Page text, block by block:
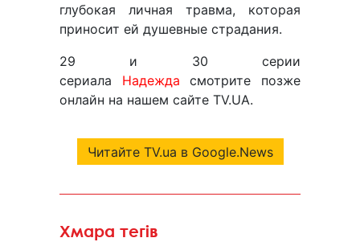
глубокая личная травма, которая
приносит ей душевные страдания.
29 и 30 серии
сериала Надежда смотрите позже
онлайн на нашем сайте TV.UA.
Читайте TV.ua в Google.News
Хмара тегів